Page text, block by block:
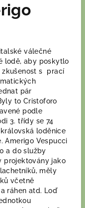
válečné
lodě, aby poskytlo
zkušenost s prací
pár
to Cristoforo
podle
3. třídy se 74
loděnice
Amerigo Vespucci
a do služby
projektovány jako
měly
včetně
ráhen atd. Loď